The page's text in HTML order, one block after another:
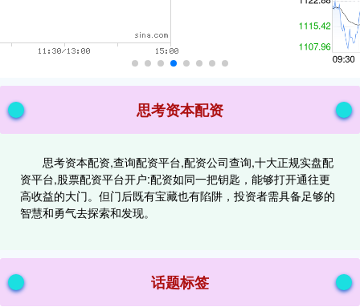
思考资本配资
思考资本配资,查询配资平台,配资公司查询,十大正规实盘配
资平台,股票配资平台开户:配资如同一把钥匙，能够打开通往更
高收益的大门。但门后既有宝藏也有陷阱，投资者需具备足够的
智慧和勇气去探索和发现。
话题标签